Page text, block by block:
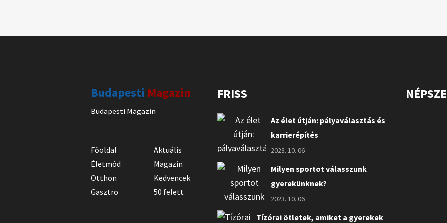
Budapesti Magazin
Budapesti Magazin
Főoldal
Aktuális
Életmód
Magazin
Otthon
Kedvencek
Gasztro
50 felett
FRISS
Az élet útján: pályaválasztás és
karrierépítés
2023. 10. 06
Milyen sportot válasszunk
gyerekünknek?
2023. 10. 06
Tízórai ötletek, amiket a gyerekek